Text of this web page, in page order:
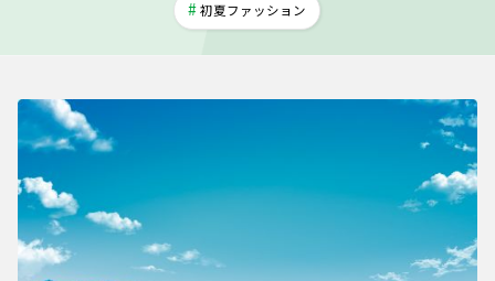
初夏ファッション